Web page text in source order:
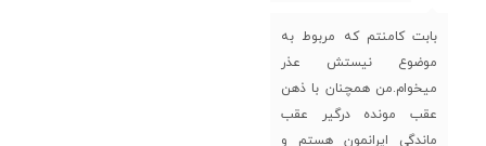
بابت کامنتم که مربوط به
موضوع نیستش عذر
میخوام.من همچنان با ذهن
عقب مونده درگیر عقب
ماندگی ایرانمون هستم و